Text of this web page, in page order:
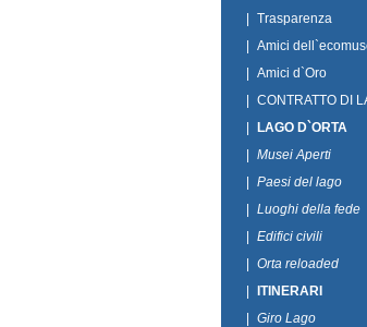
Trasparenza
Amici
Amici d`Oro
CONTRATTO DI
LAGO D`ORTA
Musei Aperti
Paesi del lago
Luoghi della fede
Edifici civili
Orta reloaded
ITINERARI
Giro Lago